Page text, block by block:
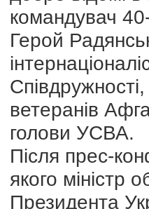
командувач
Герой
ветеранів
голови УСВА.
Після прес-
якого міністр
Президента